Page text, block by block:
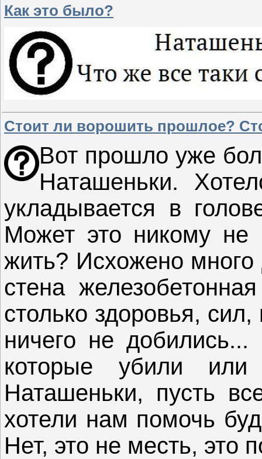
Как это было?
Стоит ли ворошить прошлое?
Вот прошло уже
Наташеньки.
укладывается в
Может это никому
жить? Исхожено много
стена
столько здоровья,
ничего не
которые убили или
Наташеньки, пусть
хотели нам помочь
Нет, это не месть, это